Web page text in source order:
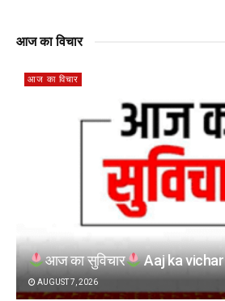
आज का विचार
आज का विचार
आज का सुविचार Aaj ka vichar
AUGUST 7, 2026